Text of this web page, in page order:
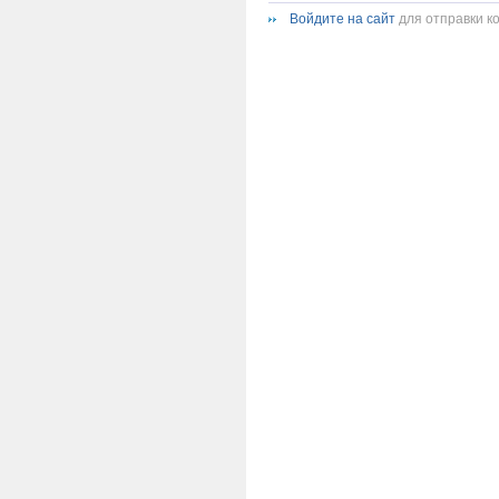
Войдите на сайт для отправки